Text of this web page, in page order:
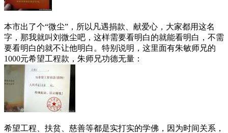
本市出了个“微尘”，所以凡遇捐款、献爱心，大家都用这名
字，那我就叫刘微尘吧，这样需要看明白的就能看明白，不需
要看明白的就不让他明白。特别说明，这里面有朱敏师兄的
1000元希望工程款，朱师兄功德无量：
希望工程、扶贫、慈善等都是实打实的学佛，因为时间关系，